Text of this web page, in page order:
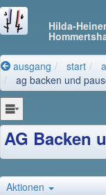
Hilda-
ausgang start
ag backen und
AG Backen
Aktionen